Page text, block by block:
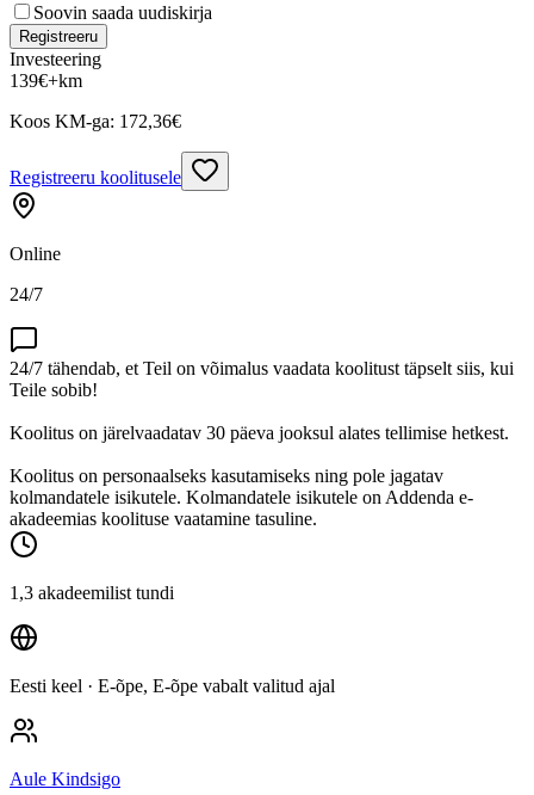
Soovin saada uudiskirja
Registreeru
Investeering
139€+km
Koos KM-ga: 172,36€
Registreeru koolitusele
Online
24/7
24/7 tähendab, et Teil on võimalus vaadata koolitust täpselt siis, kui
Teile sobib!
Koolitus on järelvaadatav 30 päeva jooksul alates tellimise hetkest.
Koolitus on personaalseks kasutamiseks ning pole jagatav
kolmandatele isikutele. Kolmandatele isikutele on Addenda e-
akadeemias koolituse vaatamine tasuline.
1,3 akadeemilist tundi
Eesti keel · E-õpe, E-õpe vabalt valitud ajal
Aule Kindsigo